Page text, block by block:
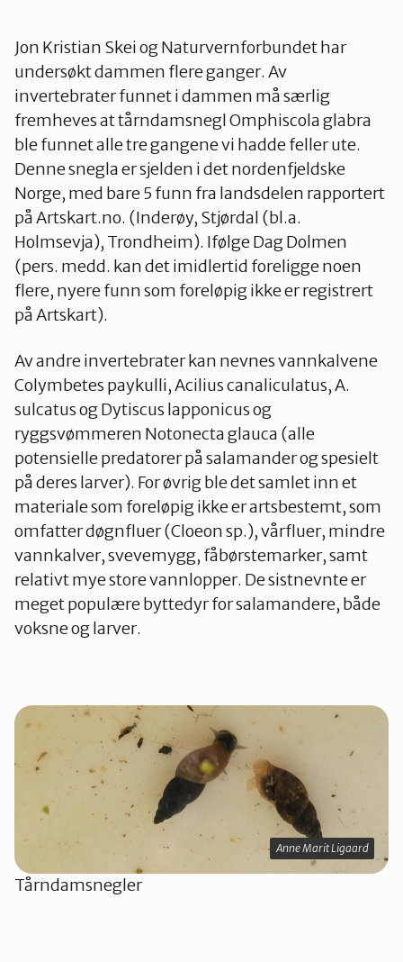
Jon Kristian Skei og Naturvernforbundet har
undersøkt dammen flere ganger. Av
invertebrater funnet i dammen må særlig
fremheves at tårndamsnegl Omphiscola glabra
ble funnet alle tre gangene vi hadde feller ute.
Denne snegla er sjelden i det nordenfjeldske
Norge, med bare 5 funn fra landsdelen rapportert
på Artskart.no. (Inderøy, Stjørdal (bl.a.
Holmsevja), Trondheim). Ifølge Dag Dolmen
(pers. medd. kan det imidlertid foreligge noen
flere, nyere funn som foreløpig ikke er registrert
på Artskart).
Av andre invertebrater kan nevnes vannkalvene
Colymbetes paykulli, Acilius canaliculatus, A.
sulcatus og Dytiscus lapponicus og
ryggsvømmeren Notonecta glauca (alle
potensielle predatorer på salamander og spesielt
på deres larver). For øvrig ble det samlet inn et
materiale som foreløpig ikke er artsbestemt, som
omfatter døgnfluer (Cloeon sp.), vårfluer, mindre
vannkalver, svevemygg, fåbørstemarker, samt
relativt mye store vannlopper. De sistnevnte er
meget populære byttedyr for salamandere, både
voksne og larver.
Anne Marit Ligaard
Tårndamsnegler